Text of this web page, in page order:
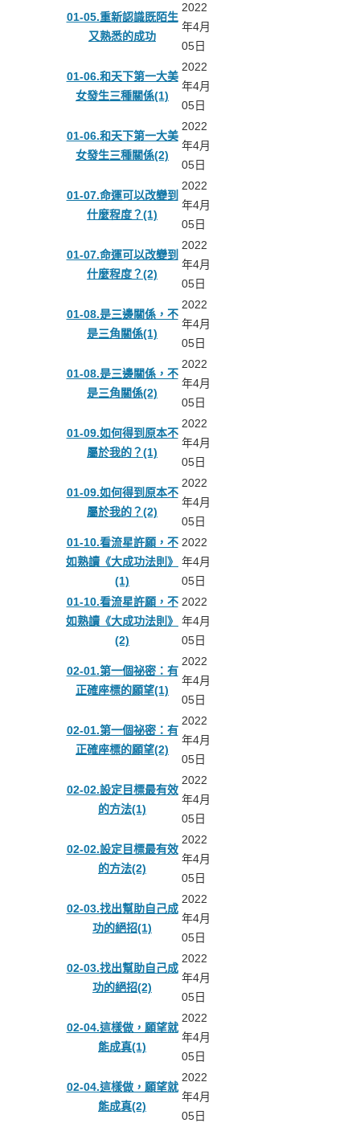
01-05.重新認識既陌生
又熟悉的成功
2022
年4月
05日
01-06.和天下第一大美
女發生三種關係(1)
2022
年4月
05日
01-06.和天下第一大美
女發生三種關係(2)
2022
年4月
05日
01-07.命運可以改變到
什麼程度？(1)
2022
年4月
05日
01-07.命運可以改變到
什麼程度？(2)
2022
年4月
05日
01-08.是三邊關係，不
是三角關係(1)
2022
年4月
05日
01-08.是三邊關係，不
是三角關係(2)
2022
年4月
05日
01-09.如何得到原本不
屬於我的？(1)
2022
年4月
05日
01-09.如何得到原本不
屬於我的？(2)
2022
年4月
05日
01-10.看流星許願，不
如熟讀《大成功法則》
(1)
2022
年4月
05日
01-10.看流星許願，不
如熟讀《大成功法則》
(2)
2022
年4月
05日
02-01.第一個祕密：有
正確座標的願望(1)
2022
年4月
05日
02-01.第一個祕密：有
正確座標的願望(2)
2022
年4月
05日
02-02.設定目標最有效
的方法(1)
2022
年4月
05日
02-02.設定目標最有效
的方法(2)
2022
年4月
05日
02-03.找出幫助自己成
功的絕招(1)
2022
年4月
05日
02-03.找出幫助自己成
功的絕招(2)
2022
年4月
05日
02-04.這樣做，願望就
能成真(1)
2022
年4月
05日
02-04.這樣做，願望就
能成真(2)
2022
年4月
05日